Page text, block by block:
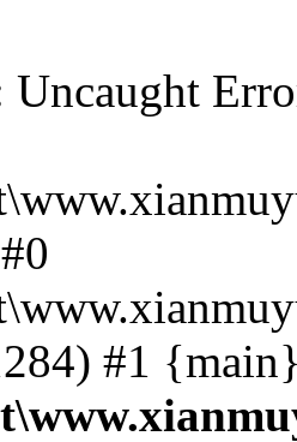
Uncaught
#1